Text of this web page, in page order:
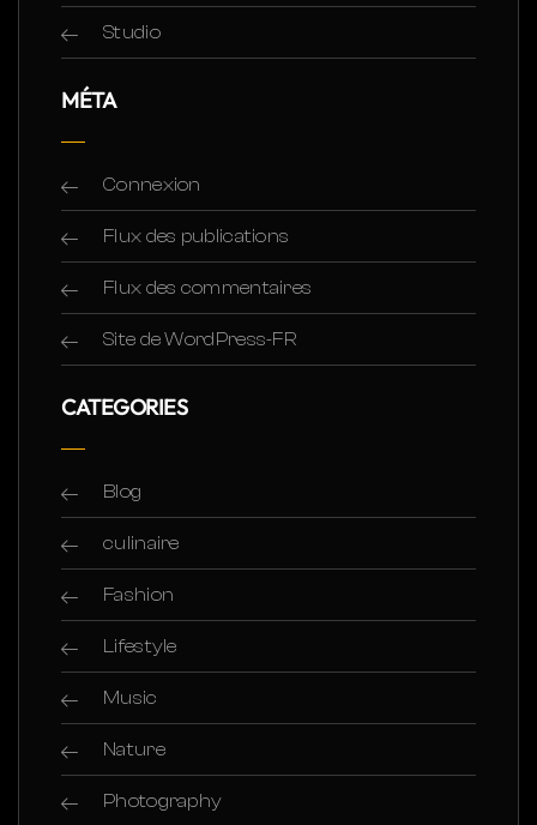
Studio
MÉTA
Connexion
Flux des publications
Flux des commentaires
Site de WordPress-FR
CATEGORIES
Blog
culinaire
Fashion
Lifestyle
Music
Nature
Photography